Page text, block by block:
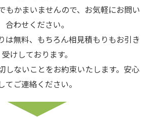
もかまいませんので、お気軽にお問い
合わせください。
は無料、もちろん相見積もりもお引き
受けしております。
しないことをお約束いたします。安心
てご連絡ください。